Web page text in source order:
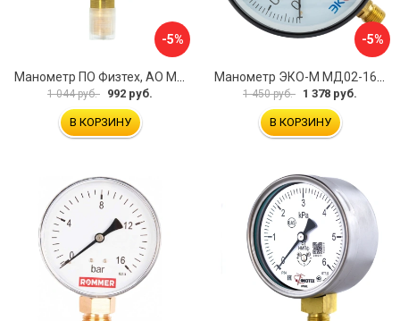
-5%
Манометр ПО Физтех, АО МП3-Уф 4687205178350
1 044 руб. 992 руб.
В КОРЗИНУ
-5%
Манометр ЭКО-М МД02-160-G-1,6МПа
1 450 руб. 1 378 руб.
В КОРЗИНУ